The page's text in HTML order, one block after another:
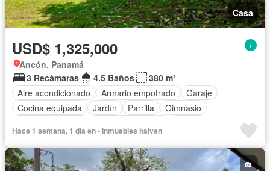
Casa
USD$ 1,325,000
Ancón, Panamá
3 Recámaras
4.5 Baños
380 m²
Aire acondicionado
Armario empotrado
Garaje
Cocina equipada
Jardín Parrilla
Gimnasio
Cancha de tenis
Patio
Hace 1 semana, 1 día en - Inmuebles Italven